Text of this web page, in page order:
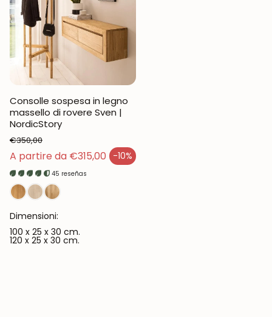
Consolle sospesa in legno
massello di rovere Sven |
NordicStory
A partire da €315,00 -10%
Prezzo di vendita
Prezzo normale
€350,00
45 reseñas
Dimensioni:
100 x 25 x 30 cm.
120 x 25 x 30 cm.